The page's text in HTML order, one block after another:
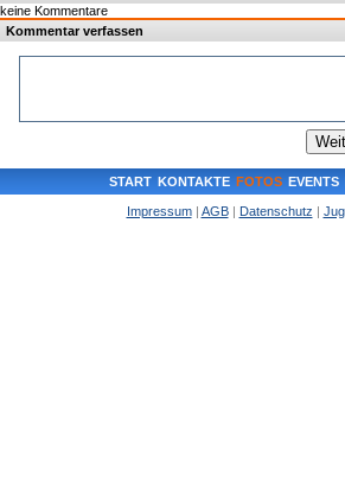
keine Kommentare
Kommentar verfassen
START KONTAKTE FOTOS EVENTS
Impressum| AGB| Datenschutz |